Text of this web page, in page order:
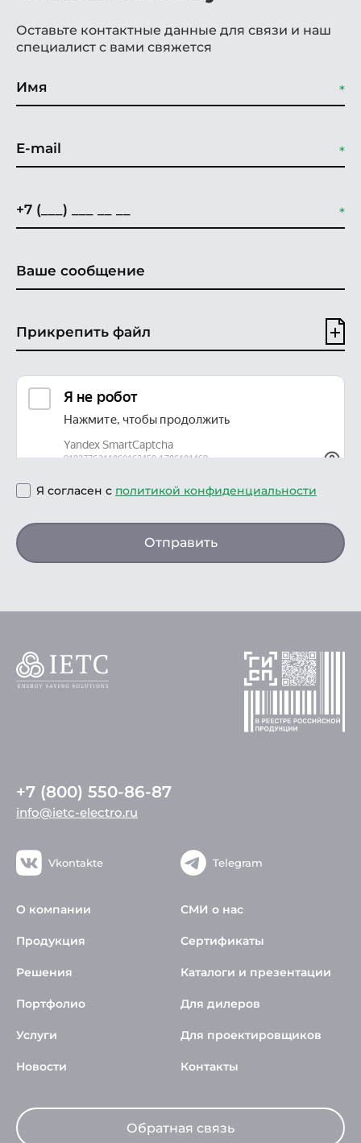
Оставьте контактные данные для связи и наш
специалист с вами свяжется
Прикрепить файл
Я согласен с политикой конфиденциальности
Отправить
+7 (800) 550-86-87
info@ietc-electro.ru
Vkontakte Telegram
О компании
Продукция
Решения
Портфолио
Услуги
Новости
СМИ о нас
Сертификаты
Каталоги и презентации
Для дилеров
Для проектировщиков
Контакты
Обратная связь